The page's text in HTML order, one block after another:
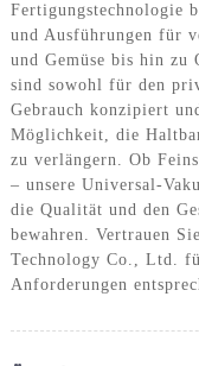
Fertigungstechnologie
und Ausführungen für
und Gemüse bis hin zu
sind sowohl für den
Gebrauch konzipiert
Möglichkeit, die
zu verlängern. Ob
– unsere Universal-
die Qualität und den
bewahren. Vertrauen
Technology Co., Ltd.
Anforderungen